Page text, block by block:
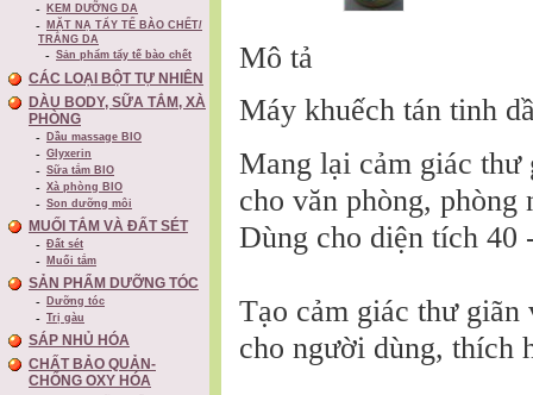
KEM DƯỠNG DA
MẶT NẠ TẨY TẾ BÀO CHẾT/
TRẮNG DA
Sản phẩm tẩy tế bào chết
CÁC LOẠI BỘT TỰ NHIÊN
DÀU BODY, SỮA TẮM, XÀ
PHÒNG
Dầu massage BIO
Glyxerin
Sữa tắm BIO
Xà phòng BIO
Son dưỡng môi
MUỐI TẮM VÀ ĐẤT SÉT
Đất sét
Muối tắm
SẢN PHẨM DƯỠNG TÓC
Dưỡng tóc
Trị gàu
SÁP NHỦ HÓA
CHẤT BẢO QUẢN-
CHỐNG OXY HÓA
Mô tả
Máy khuếch tán tinh
Mang lại cảm giác
cho văn phòng, phòng
Dùng cho diện tích 40
Tạo cảm giác thư giãn
cho người dùng, thích